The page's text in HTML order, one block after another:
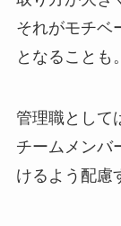
それがモチベ
となることも。
管理職として
チームメンバ
けるよう配慮